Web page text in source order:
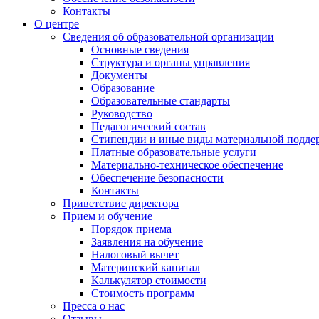
Контакты
О центре
Сведения об образовательной организации
Основные сведения
Структура и органы управления
Документы
Образование
Образовательные стандарты
Руководство
Педагогический состав
Стипендии и иные виды материальной
Платные образовательные услуги
Материально-техническое обеспечение
Обеспечение безопасности
Контакты
Приветствие директора
Прием и обучение
Порядок приема
Заявления на обучение
Налоговый вычет
Материнский капитал
Калькулятор стоимости
Стоимость программ
Пресса о нас